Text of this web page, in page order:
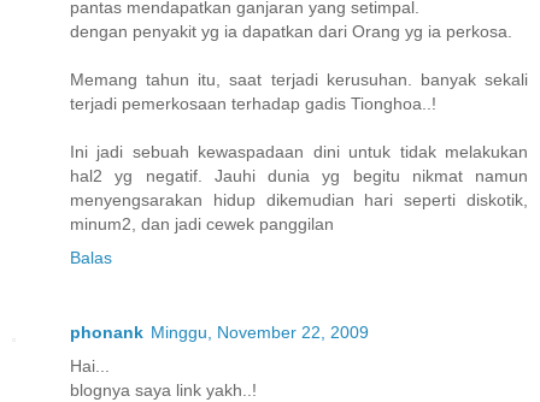
pantas mendapatkan ganjaran yang setimpal.
dengan penyakit yg ia dapatkan dari Orang yg ia perkosa.
Memang tahun itu, saat terjadi kerusuhan. banyak sekali
terjadi pemerkosaan terhadap gadis Tionghoa..!
Ini jadi sebuah kewaspadaan dini untuk tidak melakukan
hal2 yg negatif. Jauhi dunia yg begitu nikmat namun
menyengsarakan hidup dikemudian hari seperti diskotik,
minum2, dan jadi cewek panggilan
Balas
phonank Minggu, November 22, 2009
Hai...
blognya saya link yakh..!